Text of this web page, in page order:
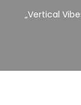
„Vertical